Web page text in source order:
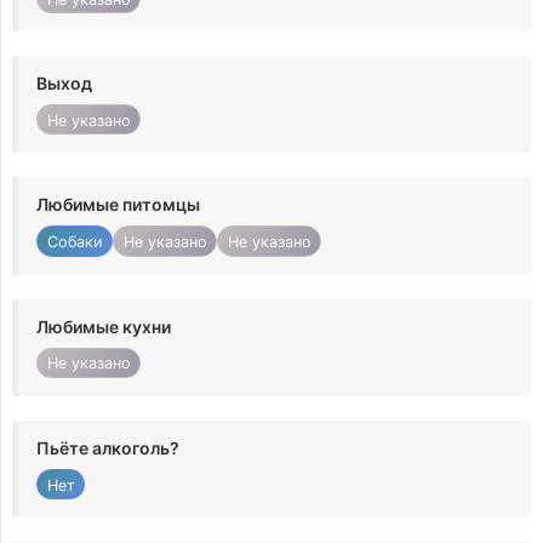
Выход
Не указано
Любимые питомцы
Собаки Не указано Не указано
Любимые кухни
Не указано
Пьёте алкоголь?
Нет